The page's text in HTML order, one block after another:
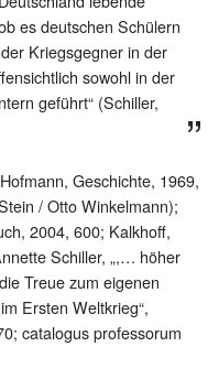
es deutschen Schülern
Kriegsgegner in der
sowohl in der
geführt“ (Schiller,
Geschichte, 1969,
/ Otto Winkelmann);
2004, 600; Kalkhoff,
Schiller, „,… höher
Treue zum eigenen
Ersten Weltkrieg“,
catalogus professorum